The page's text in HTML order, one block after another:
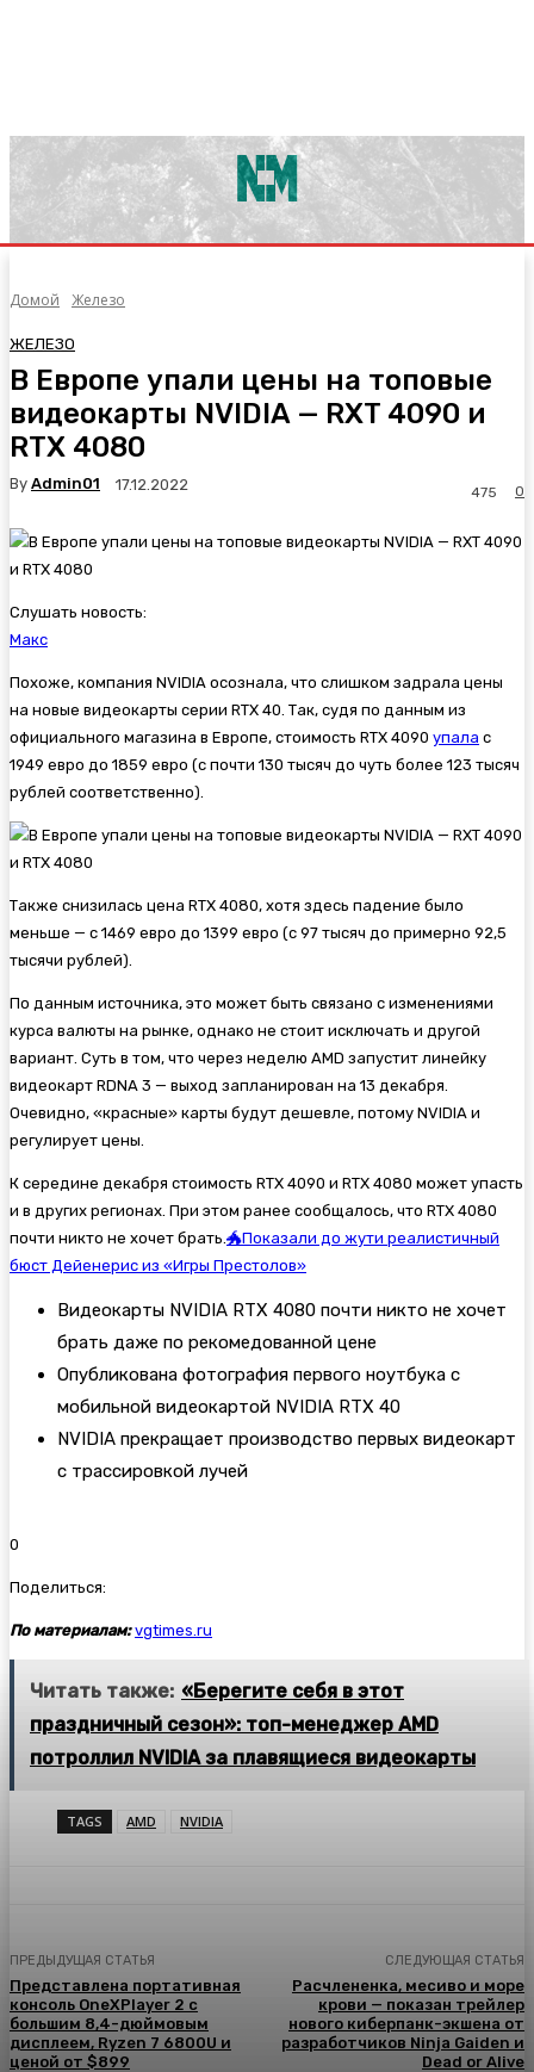
Домой Железо
ЖЕЛЕЗО
В Европе упали цены на топовые
видеокарты NVIDIA — RXT 4090 и
RTX 4080
By Admin01 17.12.2022 0
475
Слушать новость:
Макс
Похоже, компания NVIDIA осознала, что слишком задрала цены
на новые видеокарты серии RTX 40. Так, судя по данным из
официального магазина в Европе, стоимость RTX 4090 упала с
1949 евро до 1859 евро (с почти 130 тысяч до чуть более 123 тысяч
рублей соответственно).
Также снизилась цена RTX 4080, хотя здесь падение было
меньше — с 1469 евро до 1399 евро (с 97 тысяч до примерно 92,5
тысячи рублей).
По данным источника, это может быть связано с изменениями
курса валюты на рынке, однако не стоит исключать и другой
вариант. Суть в том, что через неделю AMD запустит линейку
видеокарт RDNA 3 — выход запланирован на 13 декабря.
Очевидно, «красные» карты будут дешевле, потому NVIDIA и
регулирует цены.
К середине декабря стоимость RTX 4090 и RTX 4080 может упасть
и в других регионах. При этом ранее сообщалось, что RTX 4080
почти никто не хочет брать. 🐲Показали до жути реалистичный
бюст Дейенерис из «Игры Престолов»
Видеокарты NVIDIA RTX 4080 почти никто не хочет
брать даже по рекомедованной цене
Опубликована фотография первого ноутбука с
мобильной видеокартой NVIDIA RTX 40
NVIDIA прекращает производство первых видеокарт
с трассировкой лучей
0
Поделиться:
По материалам: vgtimes.ru
Читать также: «Берегите себя в этот
праздничный сезон»: топ-менеджер AMD
потроллил NVIDIA за плавящиеся видеокарты
TAGS AMD NVIDIA
ПРЕДЫДУЩАЯ СТАТЬЯ
Представлена портативная
консоль OneXPlayer 2 с
большим 8,4-дюймовым
дисплеем, Ryzen 7 6800U и
ценой от $899
СЛЕДУЮЩАЯ СТАТЬЯ
Расчлененка, месиво и море
крови — показан трейлер
нового киберпанк-экшена от
разработчиков Ninja Gaiden и
Dead or Alive